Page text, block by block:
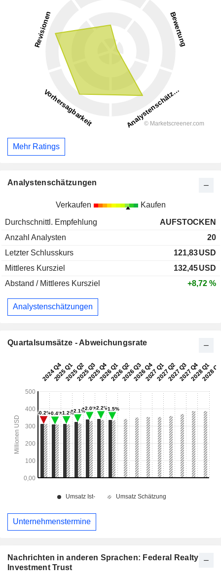
Nachrichten in anderen Sprachen: Federal Realty
Investment Trust
Mehr Ratings
Analystenschätzungen
Verkaufen Kaufen
Durchschnittl. Empfehlung
AUFSTOCKEN
Anzahl Analysten
20
Letzter Schlusskurs
121,83USD
Mittleres Kursziel
132,45USD
Abstand / Mittleres Kursziel
+8,72 %
Analystenschätzungen
Quartalsumsätze - Abweichungsrate
Unternehmenstermine